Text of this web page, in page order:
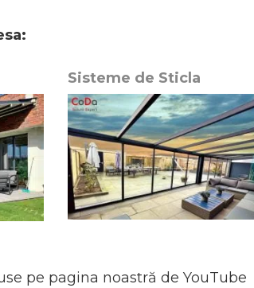
Sisteme de Sticla
pe pagina noastră de YouTube